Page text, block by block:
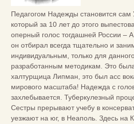
Педагогом Надежды становится сам
который за 10 лет до этого
оперный голос тогдашней России –
он отбирал всегда тщательно и
индивидуальным, только для
разработанным методикам. Это
халтурщица Липман, это был асс
мирового масштаба! Надежда с
захлебывается. Туберкулезный
Сестры прерывают учебу в
уезжают на юг, в Неаполь. Здесь на